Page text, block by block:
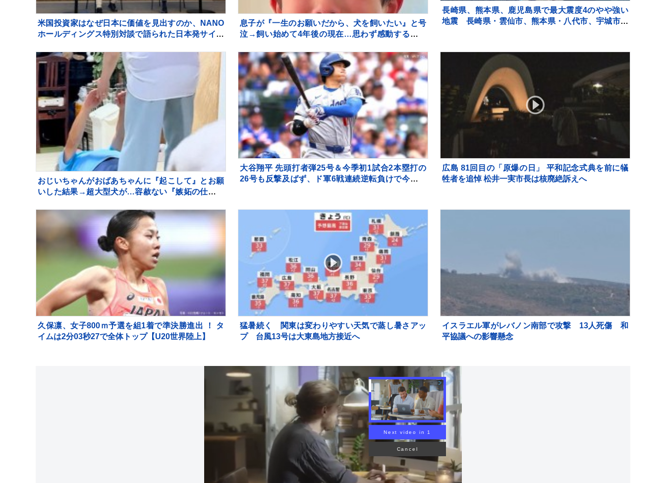
米国投資家はなぜ日本に価値を見出すのか、NANO
ホールディングス特別対談で語られた日本発サイエ
息子が『一生のお願いだから、犬を飼いたい』と号
泣→飼い始めて4年後の現在…思わず感動する『成
長崎県、熊本県、鹿児島県で最大震度4のやや強い
地震 長崎県・雲仙市、熊本県・八代市、宇城市、
おじいちゃんがおばあちゃんに『起こして』とお願
いした結果→超大型犬が…容赦ない『嫉妬の仕方』
大谷翔平 先頭打者弾25号＆今季初1試合2本塁打の
26号も反撃及ばず、ド軍6戦連続逆転負けで今季ワ
広島 81回目の「原爆の日」 平和記念式典を前に犠
牲者を追悼 松井一実市長は核廃絶訴えへ
久保凛、女子800ｍ予選を組1着で準決勝進出 ！ タ
イムは2分03秒27で全体トップ【U20世界陸上】
猛暑続く 関東は変わりやすい天気で蒸し暑さアッ
プ 台風13号は大東島地方接近へ
イスラエル軍がレバノン南部で攻撃 13人死傷 和
平協議への影響懸念